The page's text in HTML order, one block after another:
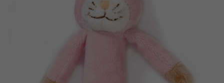
Arkiverte produkter